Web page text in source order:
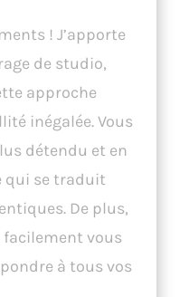
! J’apporte
de studio,
approche
inégalée. Vous
détendu et en
qui se traduit
De plus,
vous
à tous vos